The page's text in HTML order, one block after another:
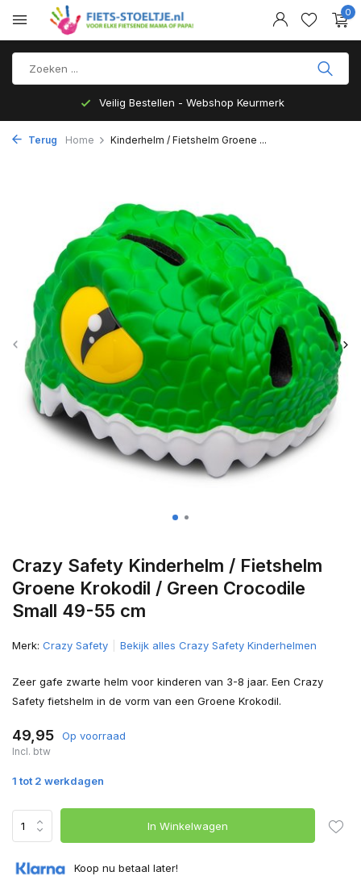
0
Veilig Bestellen - Webshop Keurmerk
Terug Home Kinderhelm / Fietshelm Groene ...
Crazy Safety Kinderhelm / Fietshelm
Groene Krokodil / Green Crocodile
Small 49-55 cm
Merk: Crazy Safety Bekijk alles Crazy Safety Kinderhelmen
Zeer gafe zwarte helm voor kinderen van 3-8 jaar. Een Crazy
Safety fietshelm in de vorm van een Groene Krokodil.
49,95 Op voorraad
Incl. btw
1 tot 2 werkdagen
In Winkelwagen
Koop nu betaal later!